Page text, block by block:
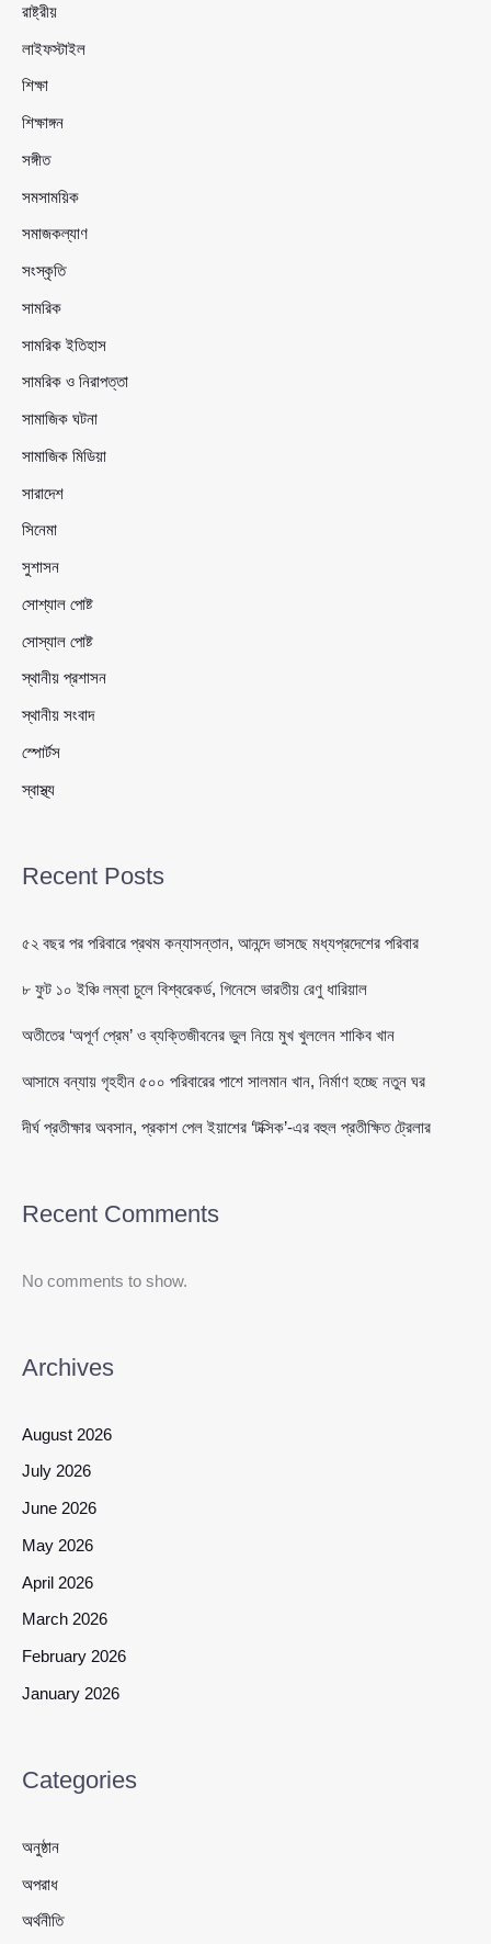
রাষ্ট্রীয়
লাইফস্টাইল
শিক্ষা
শিক্ষাঙ্গন
সঙ্গীত
সমসাময়িক
সমাজকল্যাণ
সংস্কৃতি
সামরিক
সামরিক ইতিহাস
সামরিক ও নিরাপত্তা
সামাজিক ঘটনা
সামাজিক মিডিয়া
সারাদেশ
সিনেমা
সুশাসন
সোশ্যাল পোষ্ট
সোস্যাল পোষ্ট
স্থানীয় প্রশাসন
স্থানীয় সংবাদ
স্পোর্টস
স্বাস্থ্য
Recent Posts
৫২ বছর পর পরিবারে প্রথম কন্যাসন্তান, আনন্দে ভাসছে মধ্যপ্রদেশের পরিবার
৮ ফুট ১০ ইঞ্চি লম্বা চুলে বিশ্বরেকর্ড, গিনেসে ভারতীয় রেণু ধারিয়াল
অতীতের ‘অপূর্ণ প্রেম’ ও ব্যক্তিজীবনের ভুল নিয়ে মুখ খুললেন শাকিব খান
আসামে বন্যায় গৃহহীন ৫০০ পরিবারের পাশে সালমান খান, নির্মাণ হচ্ছে নতুন ঘর
দীর্ঘ প্রতীক্ষার অবসান, প্রকাশ পেল ইয়াশের ‘টক্সিক’-এর বহুল প্রতীক্ষিত ট্রেলার
Recent Comments
No comments to show.
Archives
August 2026
July 2026
June 2026
May 2026
April 2026
March 2026
February 2026
January 2026
Categories
অনুষ্ঠান
অপরাধ
অর্থনীতি